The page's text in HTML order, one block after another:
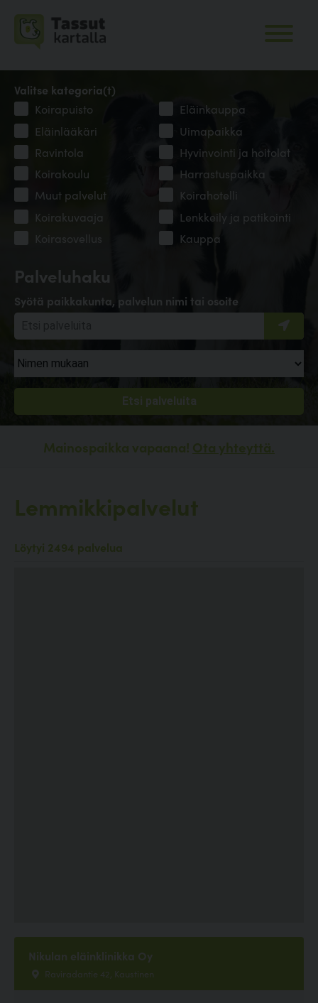
Palveluhaku
Syötä paikkakunta, palvelun nimi tai osoite
Valitse kategoria(t)
Koirapuisto
Eläinkauppa
Eläinlääkäri
Uimapaikka
Ravintola
Hyvinvointi ja hoitolat
Koirakoulu
Harrastuspaikka
Muut palvelut
Koirahotelli
Koirakuvaaja
Lenkkeily ja patikointi
Koirasovellus
Kauppa
Mainospaikka vapaana! Ota yhteyttä.
Lemmikkipalvelut
Löytyi 2494 palvelua
Nikulan eläinklinikka Oy
Raviradantie 42, Kaustinen